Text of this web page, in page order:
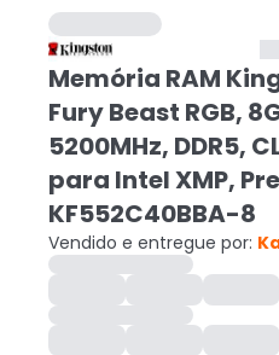
Memória RAM
Fury Beast RGB,
5200MHz, DDR5,
para Intel XMP,
KF552C40BBA-8
Vendido e entregue por: